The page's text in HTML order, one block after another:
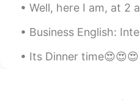
HI KR
@June Seokㅋㅋ
Well, here I am, at 2 am... Rememiscing about
Business English: Interview. 高级商务英语：面试 What's
Its Dinner time😍😍😍 Today i ordered Karage and